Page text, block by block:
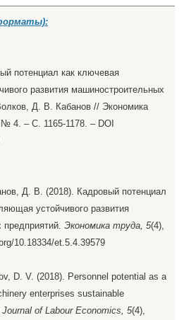
потенциал как ключевая
развития машиностроительных
Д. В. Кабанов // Экономика
4. – С. 1165-1178. – DOI
Д. В. (2018). Кадровый потенциал
устойчивого развития
Экономика труда, 5(4),
10.18334/et.5.4.39579
D. V. (2018). Personnel potential as a
enterprises sustainable
of Labour Economics, 5(4),